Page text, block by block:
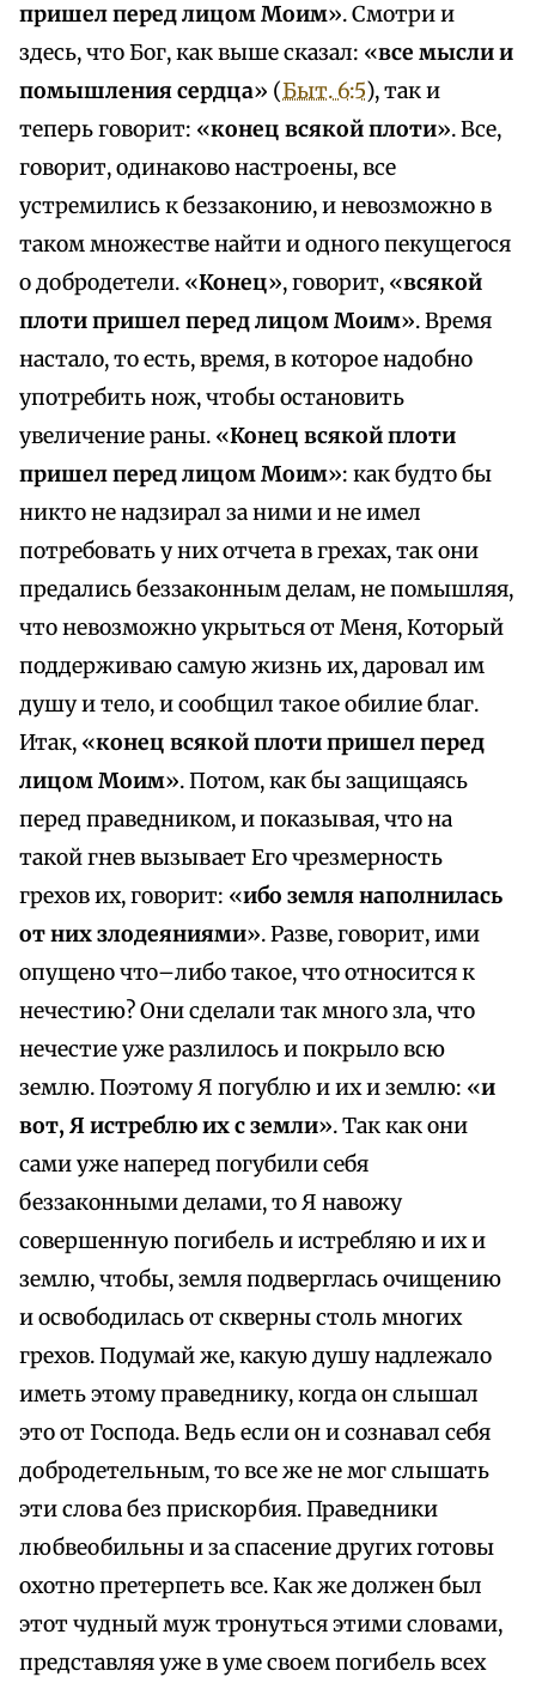
пришел перед лицом Моим». Смотри и
здесь, что Бог, как выше сказал: «все мысли и
помышления сердца» (Быт. 6:5), так и
теперь говорит: «конец всякой плоти». Все,
говорит, одинаково настроены, все
устремились к беззаконию, и невозможно в
таком множестве найти и одного пекущегося
о добродетели. «Конец», говорит, «всякой
плоти пришел перед лицом Моим». Время
настало, то есть, время, в которое надобно
употребить нож, чтобы остановить
увеличение раны. «Конец всякой плоти
пришел перед лицом Моим»: как будто бы
никто не надзирал за ними и не имел
потребовать у них отчета в грехах, так они
предались беззаконным делам, не помышляя,
что невозможно укрыться от Меня, Который
поддерживаю самую жизнь их, даровал им
душу и тело, и сообщил такое обилие благ.
Итак, «конец всякой плоти пришел перед
лицом Моим». Потом, как бы защищаясь
перед праведником, и показывая, что на
такой гнев вызывает Его чрезмерность
грехов их, говорит: «ибо земля наполнилась
от них злодеяниями». Разве, говорит, ими
опущено что–либо такое, что относится к
нечестию? Они сделали так много зла, что
нечестие уже разлилось и покрыло всю
землю. Поэтому Я погублю и их и землю: «и
вот, Я истреблю их с земли». Так как они
сами уже наперед погубили себя
беззаконными делами, то Я навожу
совершенную погибель и истребляю и их и
землю, чтобы, земля подверглась очищению
и освободилась от скверны столь многих
грехов. Подумай же, какую душу надлежало
иметь этому праведнику, когда он слышал
это от Господа. Ведь если он и сознавал себя
добродетельным, то все же не мог слышать
эти слова без прискорбия. Праведники
любвеобильны и за спасение других готовы
охотно претерпеть все. Как же должен был
этот чудный муж тронуться этими словами,
представляя уже в уме своем погибель всех